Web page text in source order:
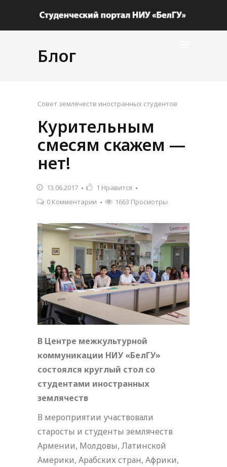
Блог
Совет землячеств иностранных студентов
Курительным
смесям скажем —
нет!
13.06.2017 1 Нравится
0 Комментарии
1663 Просмотры
В Центре межкультурной
коммуникации НИУ «БелГУ»
состоялся круглый стол со
студентами иностранных
землячеств
В мероприятии участвовали
старосты и студенты землячеств
Армении, Молдовы, Латинской
Америки, Арабских стран, Африки,